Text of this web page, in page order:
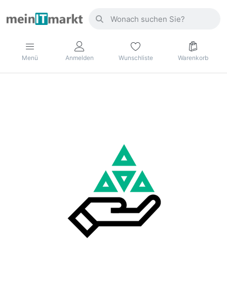
Menü Anmelden Wunschliste Warenkorb